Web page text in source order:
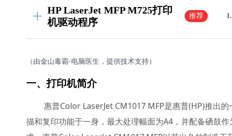
HP LaserJet MFP M725打印
机驱动程序
推荐
（由金山毒霸-电脑医生，提供技术支持）
一、打印机简介
惠普Color LaserJet CM1017 MFP是惠普(HP)推出
描和复印功能于一身，最大处理幅面为A4，并配备硒鼓